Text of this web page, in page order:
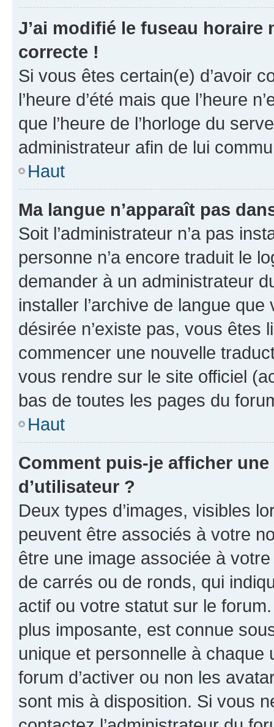
J’ai modifié le fuseau horaire
correcte !
Si vous êtes certain(e) d’avoir
l’heure d’été mais que l’heure
que l’heure de l’horloge du
administrateur afin de lui
Haut
Ma langue n’apparaît pas
Soit l’administrateur n’a pas
personne n’a encore traduit le
demander à un administrateur
installer l’archive de langue
désirée n’existe pas, vous êtes
commencer une nouvelle
vous rendre sur le site officiel
bas de toutes les pages du
Haut
Comment puis-je afficher
d’utilisateur ?
Deux types d’images, visibles
peuvent être associés à votre
être une image associée à
de carrés ou de ronds, qui
actif ou votre statut sur le
plus imposante, est connue
unique et personnelle à chaque
forum d’activer ou non les
sont mis à disposition. Si vous